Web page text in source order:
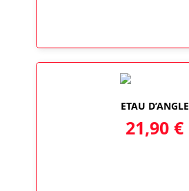
ETAU D’ANGLE
21,90 €